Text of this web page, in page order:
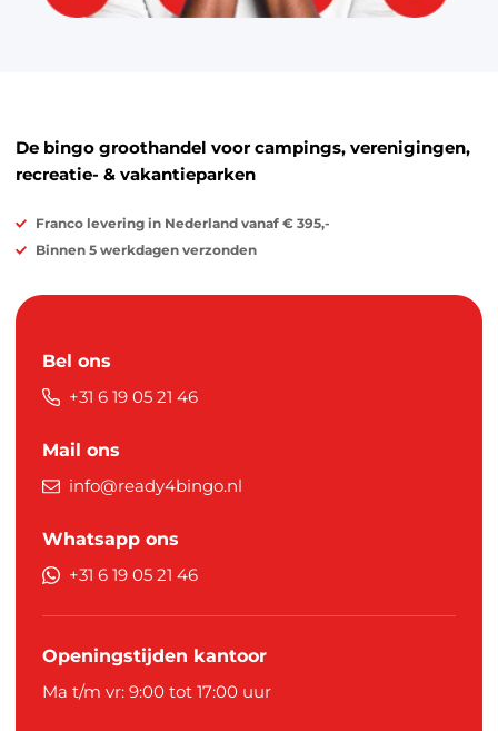
De bingo groothandel voor campings, verenigingen,
recreatie- & vakantieparken
Franco levering in Nederland vanaf € 395,-
Binnen 5 werkdagen verzonden
Bel ons
+31 6 19 05 21 46
Mail ons
info@ready4bingo.nl
Whatsapp ons
+31 6 19 05 21 46
Openingstijden kantoor
Ma t/m vr: 9:00 tot 17:00 uur